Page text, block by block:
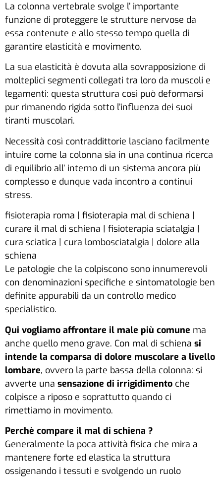
La colonna vertebrale svolge l’ importante
funzione di proteggere le strutture nervose da
essa contenute e allo stesso tempo quella di
garantire elasticità e movimento.
La sua elasticità è dovuta alla sovrapposizione di
molteplici segmenti collegati tra loro da muscoli e
legamenti: questa struttura così può deformarsi
pur rimanendo rigida sotto l’influenza dei suoi
tiranti muscolari.
Necessità così contraddittorie lasciano facilmente
intuire come la colonna sia in una continua ricerca
di equilibrio all’ interno di un sistema ancora più
complesso e dunque vada incontro a continui
stress.
fisioterapia roma | fisioterapia mal di schiena |
curare il mal di schiena | fisioterapia sciatalgia |
cura sciatica | cura lombosciatalgia | dolore alla
schiena
Le patologie che la colpiscono sono innumerevoli
con denominazioni specifiche e sintomatologie ben
definite appurabili da un controllo medico
specialistico.
Qui vogliamo affrontare il male più comune ma
anche quello meno grave. Con mal di schiena si
intende la comparsa di dolore muscolare a livello
lombare, ovvero la parte bassa della colonna: si
avverte una sensazione di irrigidimento che
colpisce a riposo e soprattutto quando ci
rimettiamo in movimento.
Perchè compare il mal di schiena ?
Generalmente la poca attività fisica che mira a
mantenere forte ed elastica la struttura
ossigenando i tessuti e svolgendo un ruolo